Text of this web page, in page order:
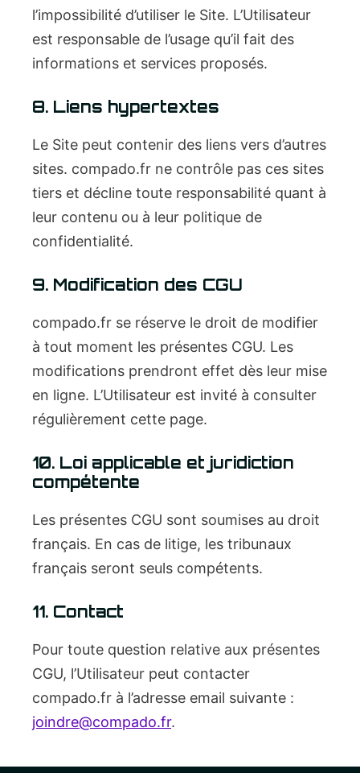
l’impossibilité d’utiliser le Site. L’Utilisateur
est responsable de l’usage qu’il fait des
informations et services proposés.
8. Liens hypertextes
Le Site peut contenir des liens vers d’autres
sites. compado.fr ne contrôle pas ces sites
tiers et décline toute responsabilité quant à
leur contenu ou à leur politique de
confidentialité.
9. Modification des CGU
compado.fr se réserve le droit de modifier
à tout moment les présentes CGU. Les
modifications prendront effet dès leur mise
en ligne. L’Utilisateur est invité à consulter
régulièrement cette page.
10. Loi applicable et juridiction
compétente
Les présentes CGU sont soumises au droit
français. En cas de litige, les tribunaux
français seront seuls compétents.
11. Contact
Pour toute question relative aux présentes
CGU, l’Utilisateur peut contacter
compado.fr à l’adresse email suivante :
joindre@compado.fr.